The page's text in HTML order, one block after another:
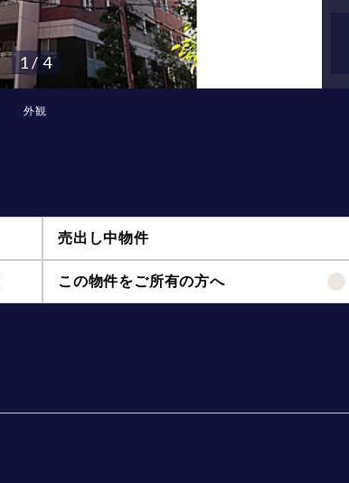
外観
1 / 4
売出し中物件
この物件をご所有の方へ